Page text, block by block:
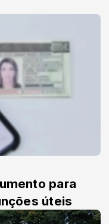
para
úteis